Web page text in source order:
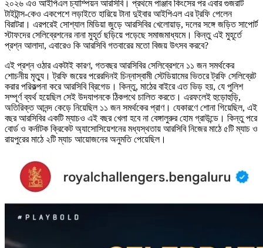
২০২৬ এও আইপিএল চ্যাম্পিয়ন আরসিবি। প্রথমে পাঞ্জাব কিংসের পর এবার গুজরাট
টাইটান্স-কেও একপেশে লড়াইতে হারিয়ে টানা দুইবার আইপিএল এর ট্রফি পেলেন
বিরাটরা। এরপরেই সোশ্যাল মিডিয়া জুড়ে আরসিবির খেলোয়াড়, দলের সঙ্গে জড়িত সাপোর্ট
স্টাফদের সেলিব্রেশনের নানা মুহূর্ত ছড়িয়ে পড়েছে সমাজমাধ্যমে। কিন্তু এই মুহূর্তে
প্রশ্ন আলাদা, এবারেও কি আরসিবি গতবারের মতো বিজয় উৎসব করবে?
এই প্রশ্ন ওঠার একটাই কারণ, গতবছর আরসিবির সেলিব্রেশনে ১১ জন সমর্থকের
শোচনীয় মৃত্যু। ট্রফি জয়ের পরেরদিনই চিন্নাস্বামী স্টেডিয়ামের ভিতরে ট্রফি সেলিব্রেট
করার পরিকল্পনা করে আরসিবি ব্রিগেড। কিন্তু, মাঠের বাইরে এত ভিড় হয়, যে পুলিশ
সম্পূর্ণ ব্যর্থ হয়েছিল সেই উদযাপনকে ঠিকপথে চালিত করতে। এরফলেই হুড়োহুড়ি,
অতিরিক্ত আনন্দ কেড়ে নিয়েছিল ১১ জন সমর্থকের প্রাণ। যেকারণে শোনা গিয়েছিল, এই
বছর আরসিবির একটি ম্যাচও এই বছর খেলা হবে না বেঙ্গালুরুর হোম গ্রাউন্ডে। কিন্তু পরে
বোর্ড ও কর্নাটক ক্রিকেট অ্যাসোসিয়েশনের মধ্যস্থতায় আরসিবি নিজের মাঠে ৫টি ম্যাচ ও
রায়পুরের মাঠে ২টি ম্যাচ আয়োজনের অনুমতি পেয়েছিল।